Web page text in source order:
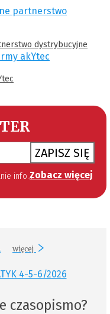
dystrybucyjne
ZAPISZ SIĘ
jednak jej wyrażenie jest konieczne, aby otrzymywać newsletter. Zobacz więcej
więcej
czasopismo?